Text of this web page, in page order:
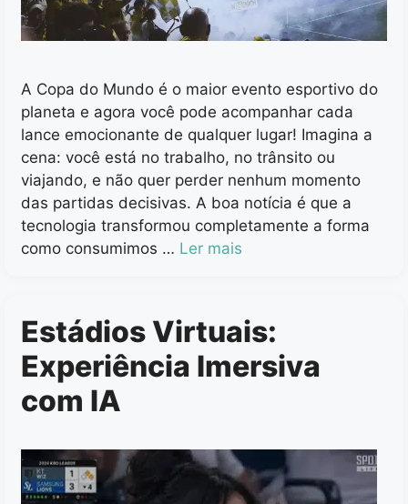
A Copa do Mundo é o maior evento esportivo do
planeta e agora você pode acompanhar cada
lance emocionante de qualquer lugar! Imagina a
cena: você está no trabalho, no trânsito ou
viajando, e não quer perder nenhum momento
das partidas decisivas. A boa notícia é que a
tecnologia transformou completamente a forma
como consumimos … Ler mais
Estádios Virtuais:
Experiência Imersiva
com IA